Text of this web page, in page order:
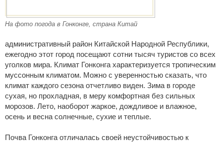
На фото погода в Гонконге, страна Китай
административный район Китайской Народной Республики,
ежегодно этот город посещают сотни тысяч туристов со всех
уголков мира. Климат Гонконга характеризуется тропическим
муссонным климатом. Можно с уверенностью сказать, что
климат каждого сезона отчетливо виден. Зима в городе
сухая, но прохладная, в меру комфортная без сильных
морозов. Лето, наоборот жаркое, дождливое и влажное,
осень и весна солнечные, сухие и теплые.
Почва Гонконга отличалась своей неустойчивостью к